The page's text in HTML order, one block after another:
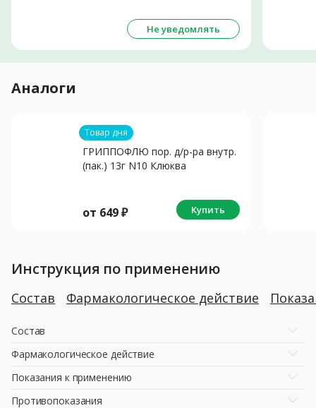
Не уведомлять
Аналоги
Товар дня
ГРИППОФЛЮ пор. д/р-ра внутр.
(пак.) 13г N10 Клюква
от 649₽ Купить
Инструкция по применению
Состав Фармакологическое действие
Состав
Фармакологическое действие
Показания к применению
Противопоказания